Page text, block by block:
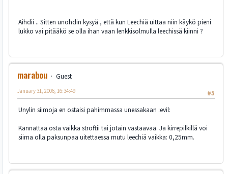
Aihdii .. Sitten unohdin kysyä , että kun Leechiä uittaa niin käykö pieni
lukko vai pitääkö se olla ihan vaan lenkkisolmulla leechissä kiinni ?
marabou
Guest
#5
January 31, 2006, 16:34:49
Unylin siimoja en ostaisi pahimmassa unessakaan :evil:
Kannattaa osta vaikka stroftii tai jotain vastaavaa. Ja kirrepilkillä voi
siima olla paksunpaa uitettaessa mutu leechiä vaikka: 0,25mm.